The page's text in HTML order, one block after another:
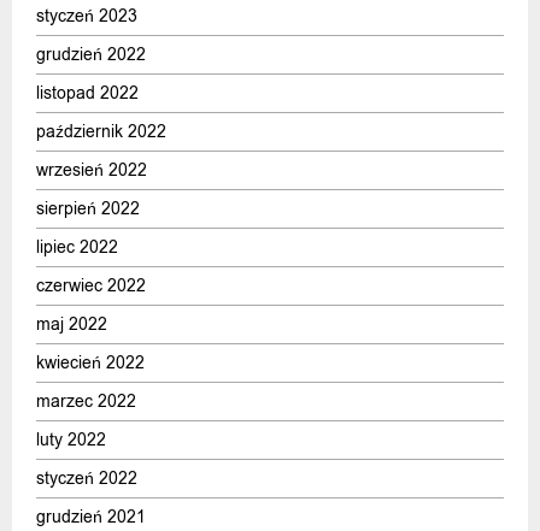
styczeń 2023
grudzień 2022
listopad 2022
październik 2022
wrzesień 2022
sierpień 2022
lipiec 2022
czerwiec 2022
maj 2022
kwiecień 2022
marzec 2022
luty 2022
styczeń 2022
grudzień 2021